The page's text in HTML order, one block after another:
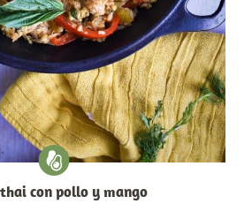
con pollo y mango